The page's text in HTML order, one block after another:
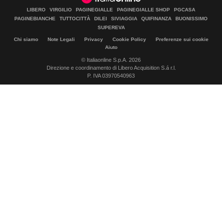
LIBERO VIRGILIO PAGINEGIALLE PAGINEGIALLE SHOP
PGCASA
PAGINEBIANCHE
TUTTOCITTÀ DILEI SIVIAGGIA QUIFINANZA
BUONISSIMO
SUPEREVA
Chi siamo Note Legali Privacy Cookie Policy
Preferenze sui cookie
Aiuto
© Italiaonline S.p.A. 2026
Direzione e coordinamento di Libero Acquisition S.á r.l.
P. IVA 03970540963